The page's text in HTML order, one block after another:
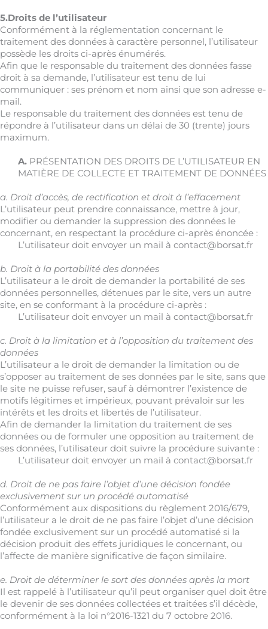
5.Droits de l’utilisateur
Conformément à la réglementation concernant le
traitement des données à caractère personnel, l’utilisateur
possède les droits ci-après énumérés.
Afin que le responsable du traitement des données fasse
droit à sa demande, l’utilisateur est tenu de lui
communiquer : ses prénom et nom ainsi que son adresse e-
mail.
Le responsable du traitement des données est tenu de
répondre à l’utilisateur dans un délai de 30 (trente) jours
maximum.
A. PRÉSENTATION DES DROITS DE L’UTILISATEUR EN
MATIÈRE DE COLLECTE ET TRAITEMENT DE DONNÉES
a. Droit d’accès, de rectification et droit à l’effacement
L’utilisateur peut prendre connaissance, mettre à jour,
modifier ou demander la suppression des données le
concernant, en respectant la procédure ci-après énoncée :
L’utilisateur doit envoyer un mail à contact@borsat.fr
b. Droit à la portabilité des données
L’utilisateur a le droit de demander la portabilité de ses
données personnelles, détenues par le site, vers un autre
site, en se conformant à la procédure ci-après :
L’utilisateur doit envoyer un mail à contact@borsat.fr
c. Droit à la limitation et à l’opposition du traitement des
données
L’utilisateur a le droit de demander la limitation ou de
s’opposer au traitement de ses données par le site, sans que
le site ne puisse refuser, sauf à démontrer l’existence de
motifs légitimes et impérieux, pouvant prévaloir sur les
intérêts et les droits et libertés de l’utilisateur.
Afin de demander la limitation du traitement de ses
données ou de formuler une opposition au traitement de
ses données, l’utilisateur doit suivre la procédure suivante :
L’utilisateur doit envoyer un mail à contact@borsat.fr
d. Droit de ne pas faire l’objet d’une décision fondée
exclusivement sur un procédé automatisé
Conformément aux dispositions du règlement 2016/679,
l’utilisateur a le droit de ne pas faire l’objet d’une décision
fondée exclusivement sur un procédé automatisé si la
décision produit des effets juridiques le concernant, ou
l’affecte de manière significative de façon similaire.
e. Droit de déterminer le sort des données après la mort
Il est rappelé à l’utilisateur qu’il peut organiser quel doit être
le devenir de ses données collectées et traitées s’il décède,
conformément à la loi n°2016-1321 du 7 octobre 2016.